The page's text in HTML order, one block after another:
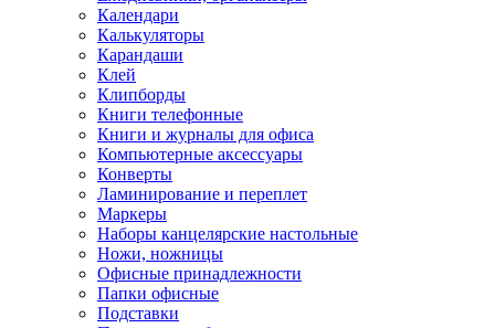
Календари
Калькуляторы
Карандаши
Клей
Клипборды
Книги телефонные
Книги и журналы для офиса
Компьютерные аксессуары
Конверты
Ламинирование и переплет
Маркеры
Наборы канцелярские настольные
Ножи, ножницы
Офисные принадлежности
Папки офисные
Подставки